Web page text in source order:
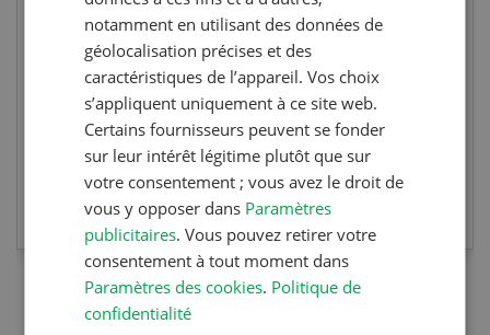
Ce cours vous équipe du savoir nécessaire. Si
vous effectuez aussi un stage pratique, votre
diplôme est reconnu officiellement et vous
habilite à détenir des poissons à titre
professionnel.
EN SAVOIR PLUS
notamment en utilisant des données de
géolocalisation précises et des
caractéristiques de l’appareil. Vos choix
s’appliquent uniquement à ce site web.
Certains fournisseurs peuvent se fonder
sur leur intérêt légitime plutôt que sur
votre consentement ; vous avez le droit de
vous y opposer dans Paramètres
publicitaires. Vous pouvez retirer votre
consentement à tout moment dans
Paramètres des cookies. Politique de
confidentialité